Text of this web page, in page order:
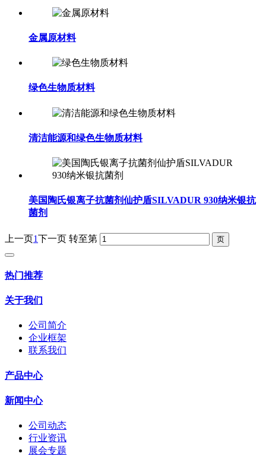
金属原材料
绿色生物质材料
清洁能源和绿色生物质材料
美国陶氏银离子抗菌剂仙护盾SILVADUR 930纳米银抗
菌剂
上一页1下一页 转至第
热门推荐
关于我们
公司简介
企业框架
联系我们
产品中心
新闻中心
公司动态
行业资讯
展会专题